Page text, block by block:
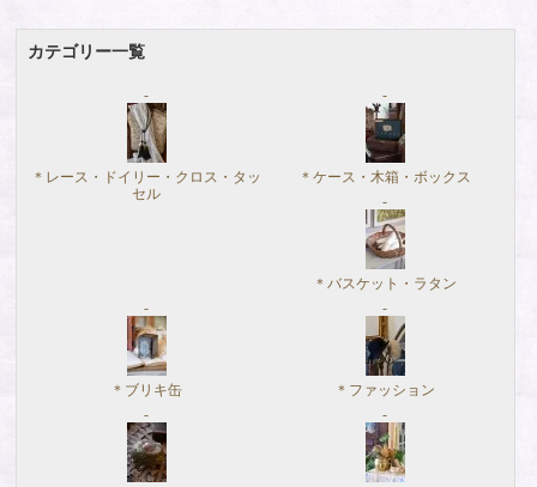
カテゴリー一覧
＊レース・ドイリー・クロス・タッ
セル
＊ケース・木箱・ボックス
＊バスケット・ラタン
＊ブリキ缶 ＊ファッション